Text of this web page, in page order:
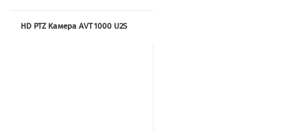
HD PTZ Камера AVT 1000 U2S